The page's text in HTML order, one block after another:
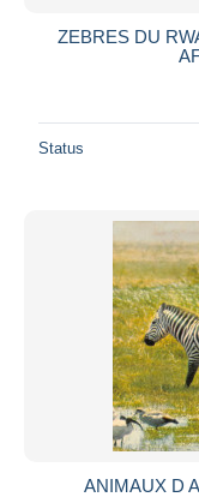
ZEBRES DU
Status
ANIMAUX D